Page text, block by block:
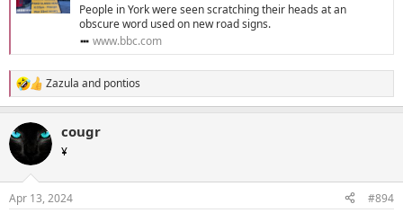
People in York were seen scratching their heads at an
obscure word used on new road signs.
www.bbc.com
R
e
c
t
i
s
Zazula and pontios
cougr
¥
Apr 13, 2024 #894